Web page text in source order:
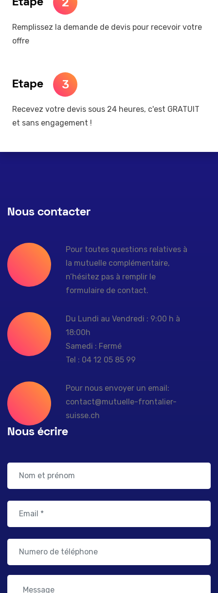
Etape
Remplissez la demande de devis pour recevoir votre
offre
Etape 3
Recevez votre devis sous 24 heures, c'est GRATUIT
et sans engagement !
Nous contacter
Pour toutes questions relatives à
la mutuelle complémentaire,
n’hésitez pas à remplir le
formulaire de contact.
Du Lundi au Vendredi : 9:00 h à
18:00h
Samedi : Fermé
Tel : 04 12 05 85 99
Pour nous envoyer un email:
contact@mutuelle-frontalier-
suisse.ch
Nous écrire